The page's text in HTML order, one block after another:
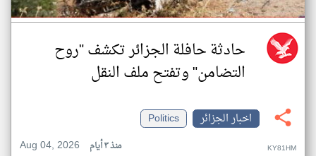
حادثة حافلة الجزائر تكشف "روح
التضامن" وتفتح ملف النقل
اخبار الجزائر
Politics
Aug 04, 2026
منذ ٣ أيام KY81HM